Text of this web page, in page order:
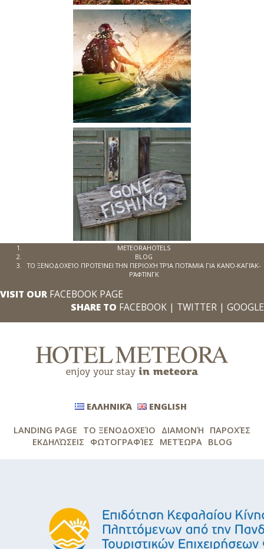
METEORAHOTELS
BLOG
ΤΟ ΞΕΝΟΔΟΧΕΊΟ ΠΡΟΤΕΊΝΕΙ ΤΗΝ ΠΕΡΙΟΧΉ ΤΡΊΑ ΠΟΤΆΜΙΑ ΓΙΑ ΚΑΝΌ-ΚΑΓΙΆΚ-
ΡΆΦΤΙΝΓΚ
VISIT OUR FACEBOOK PAGE
SHARE TO FACEBOOK | TWITTER | GOOGLE
ΕΛΛΗΝΙΚΆ ENGLISH
LANDING PAGE ΤΟ ΞΕΝΟΔΟΧΕΊΟ ΔΙΑΜΟΝΉ ΠΑΡΟΧΈΣ
ΕΚΔΗΛΏΣΕΙΣ ΦΩΤΟΓΡΑΦΊΕΣ ΜΕΤΈΩΡΑ BLOG